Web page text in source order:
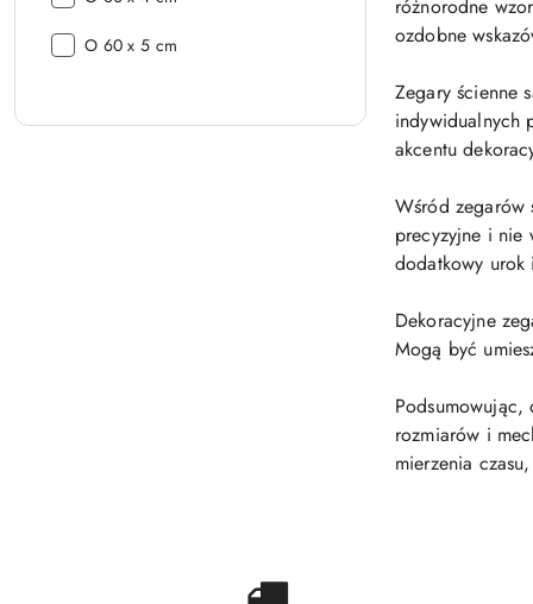
Wymiar:
O 60 x 5 cm
różnorodne
ozdobne
Zegary ścienne
indywidualnych
akcentu
Wśród zegarów
precyzyjne i nie
dodatkowy urok
Dekoracyjne
Mogą być
Podsumowując,
rozmiarów i
mierzenia